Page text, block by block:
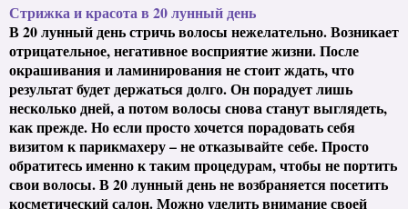
Стрижка и красота в 20 лунный день
В 20 лунный день стричь волосы нежелательно. Возникает
отрицательное, негативное восприятие жизни. После
окрашивания и ламинирования не стоит ждать, что
результат будет держаться долго. Он порадует лишь
несколько дней, а потом волосы снова станут выглядеть,
как прежде. Но если просто хочется порадовать себя
визитом к парикмахеру – не отказывайте себе. Просто
обратитесь именно к таким процедурам, чтобы не портить
свои волосы. В 20 лунный день не возбраняется посетить
косметический салон. Можно уделить внимание своей